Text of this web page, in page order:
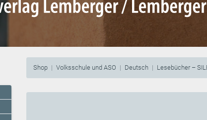
Shop Volksschule und ASO Deutsch Lesebücher –